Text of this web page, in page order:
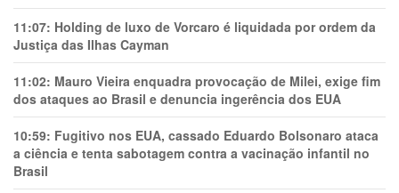
11:07: Holding de luxo de Vorcaro é liquidada por ordem da
Justiça das Ilhas Cayman
11:02: Mauro Vieira enquadra provocação de Milei, exige fim
dos ataques ao Brasil e denuncia ingerência dos EUA
10:59: Fugitivo nos EUA, cassado Eduardo Bolsonaro ataca
a ciência e tenta sabotagem contra a vacinação infantil no
Brasil